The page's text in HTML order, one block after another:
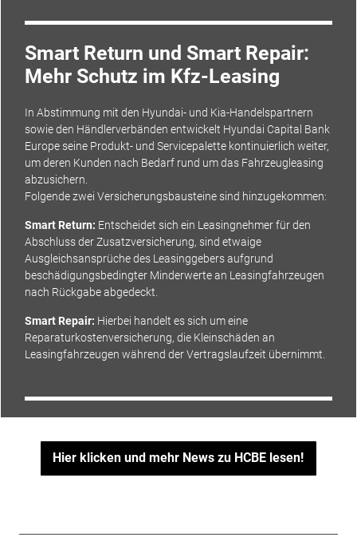
Smart Return und Smart Repair:
Mehr Schutz im Kfz-Leasing
In Abstimmung mit den Hyundai- und Kia-Handelspartnern
sowie den Händlerverbänden entwickelt Hyundai Capital Bank
Europe seine Produkt- und Servicepalette kontinuierlich weiter,
um deren Kunden nach Bedarf rund um das Fahrzeugleasing
abzusichern.
Folgende zwei Versicherungsbausteine sind hinzugekommen:
Smart Return: Entscheidet sich ein Leasingnehmer für den
Abschluss der Zusatzversicherung, sind etwaige
Ausgleichsansprüche des Leasinggebers aufgrund
beschädigungsbedingter Minderwerte an Leasingfahrzeugen
nach Rückgabe abgedeckt.
Smart Repair: Hierbei handelt es sich um eine
Reparaturkostenversicherung, die Kleinschäden an
Leasingfahrzeugen während der Vertragslaufzeit übernimmt.
Hier klicken und mehr News zu HCBE lesen!